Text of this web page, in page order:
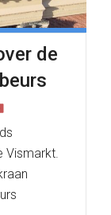
de
Vismarkt.